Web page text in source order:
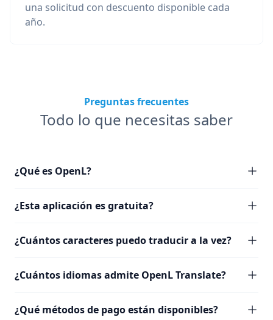
una solicitud con descuento disponible cada
año.
Preguntas frecuentes
Todo lo que necesitas saber
¿Qué es OpenL?
¿Esta aplicación es gratuita?
¿Cuántos caracteres puedo traducir a la vez?
¿Cuántos idiomas admite OpenL Translate?
¿Qué métodos de pago están disponibles?